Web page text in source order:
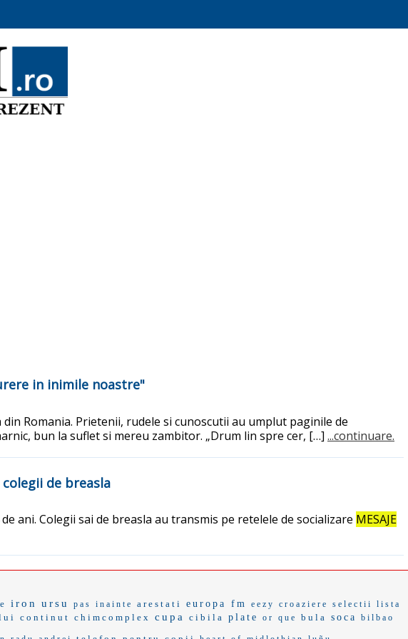
in inimile noastre"
Romania. Prietenii, rudele si cunoscutii au umplut paginile de
bun la suflet si mereu zambitor. „Drum lin spre cer, […] ...continuare.
de breasla
ani. Colegii sai de breasla au transmis pe retelele de socializare MESAJE
iron ursu pas inainte arestati europa fm eezy croaziere selectii
lista
continut chimcomplex cupa cibila plate or que bula soca bilbao